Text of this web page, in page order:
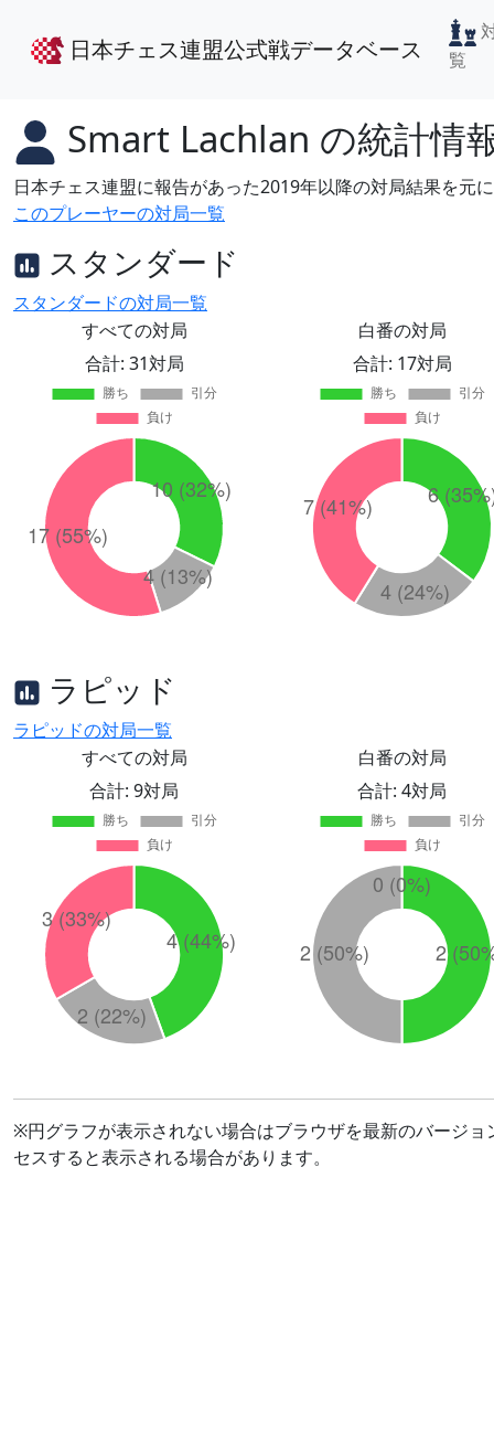
日本チェス連盟公式戦データベース
覧
Smart Lachlan の統計情
日本チェス連盟に報告があった2019年以降の対局結果を元
このプレーヤーの対局一覧
スタンダード
スタンダードの対局一覧
すべての対局
合計: 31対局
白番の対局
合計: 17対局
ラピッド
ラピッドの対局一覧
すべての対局
合計: 9対局
白番の対局
合計: 4対局
※円グラフが表示されない場合はブラウザを最新のバージ
セスすると表示される場合があります。